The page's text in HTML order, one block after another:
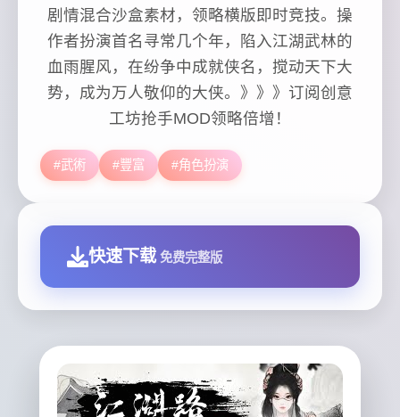
剧情混合沙盒素材，领略横版即时竞技。操
作者扮演首名寻常几个年，陷入江湖武林的
血雨腥风，在纷争中成就侠名，搅动天下大
势，成为万人敬仰的大侠。》》》订阅创意
工坊抢手MOD领略倍增！
#武術 #豐富 #角色扮演
快速下载 免费完整版